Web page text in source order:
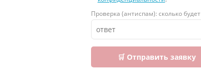
Проверка (антиспам): сколько будет
🛒 Отправить заявку